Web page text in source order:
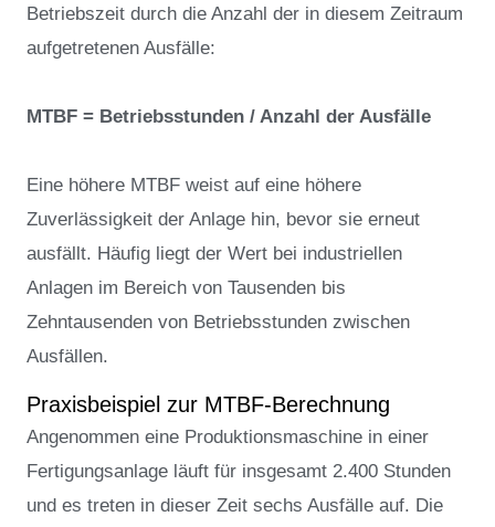
Betriebszeit durch die Anzahl der in diesem Zeitraum
aufgetretenen Ausfälle:
MTBF = Betriebsstunden / Anzahl der Ausfälle
Eine höhere MTBF weist auf eine höhere
Zuverlässigkeit der Anlage hin, bevor sie erneut
ausfällt. Häufig liegt der Wert bei industriellen
Anlagen im Bereich von Tausenden bis
Zehntausenden von Betriebsstunden zwischen
Ausfällen.
Praxisbeispiel zur MTBF-Berechnung
Angenommen eine Produktionsmaschine in einer
Fertigungsanlage läuft für insgesamt 2.400 Stunden
und es treten in dieser Zeit sechs Ausfälle auf. Die